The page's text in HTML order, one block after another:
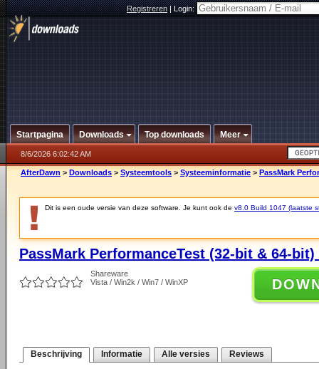
Registreren|Login:
Startpagina Downloads Top downloads Meer
8/6/2026 6:02:42 AM
AfterDawn > Downloads > Systeemtools > Systeeminformatie > PassMark
Dit is een oude versie van deze software. Je kunt ook de v8.0 Build 1047 (laatste
PassMark PerformanceTest (32-bit & 64-
Shareware
Vista / Win2k / Win7 / WinXP
Beschrijving Informatie Alle versies Reviews